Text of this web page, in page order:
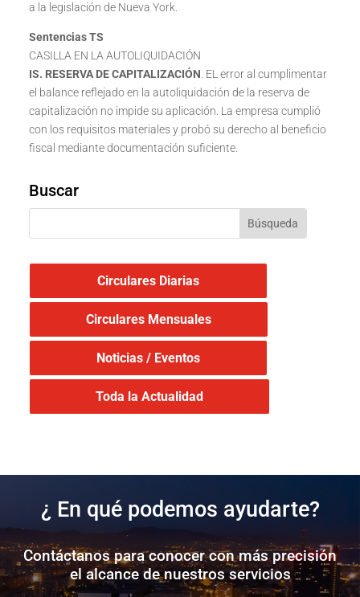
a la legislación de Nueva York.
Sentencias TS
CASILLA EN LA AUTOLIQUIDACIÓN
IS. RESERVA DE CAPITALIZACIÓN . EL error al cumplimentar
el balance reflejado en la autoliquidación de la reserva de
capitalización no impide su aplicación. La empresa cumplió
con los requisitos materiales y probó su derecho al beneficio
fiscal mediante documentación suficiente.
Buscar
Circulares Diarias
Circulares Mensuales
Noticias / Eventos
Toda la Actualidad
¿ En qué podemos ayudarte?
Contáctanos para conocer con más precisión
el alcance de nuestros servicios